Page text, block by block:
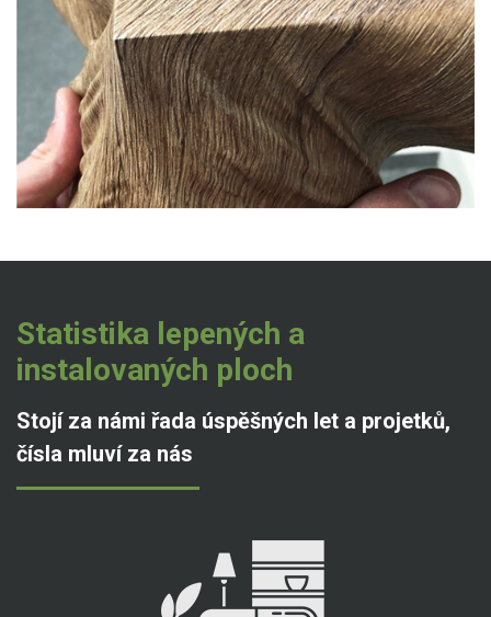
Statistika lepených a
instalovaných ploch
Stojí za námi řada úspěšných let a projetků,
čísla mluví za nás